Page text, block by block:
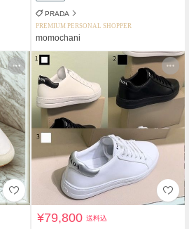
PRADA
PREMIUM PERSONAL SHOPPER
momochani
¥79,800送料込